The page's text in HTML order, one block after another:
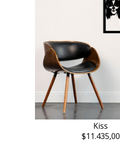
Kiss
$11.435,00